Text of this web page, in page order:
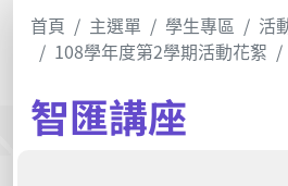
首頁 主選單 學生專區
活
108學年度第2學期活動花絮
智匯講座